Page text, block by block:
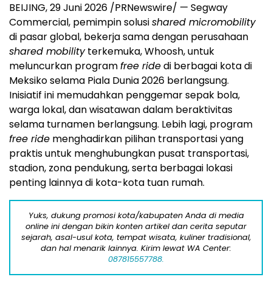
BEIJING,29 Juni 2026 /PRNewswire/ — Segway
Commercial, pemimpin solusishared micromobility
di pasar global, bekerja sama dengan perusahaan
shared mobilityterkemuka, Whoosh, untuk
meluncurkan programfree ridedi berbagai kota di
Meksiko selama Piala Dunia 2026 berlangsung.
Inisiatif ini memudahkan penggemar sepak bola,
warga lokal, dan wisatawan dalam beraktivitas
selama turnamen berlangsung. Lebih lagi, program
free ride menghadirkan pilihan transportasi yang
praktis untuk menghubungkan pusat transportasi,
stadion, zona pendukung, serta berbagai lokasi
penting lainnya di kota-kota tuan rumah.
Yuks, dukung promosi kota/kabupaten Anda di media
online ini dengan bikin konten artikel dan cerita seputar
sejarah, asal-usul kota, tempat wisata, kuliner tradisional,
dan hal menarik lainnya. Kirim lewat WA Center:
087815557788.